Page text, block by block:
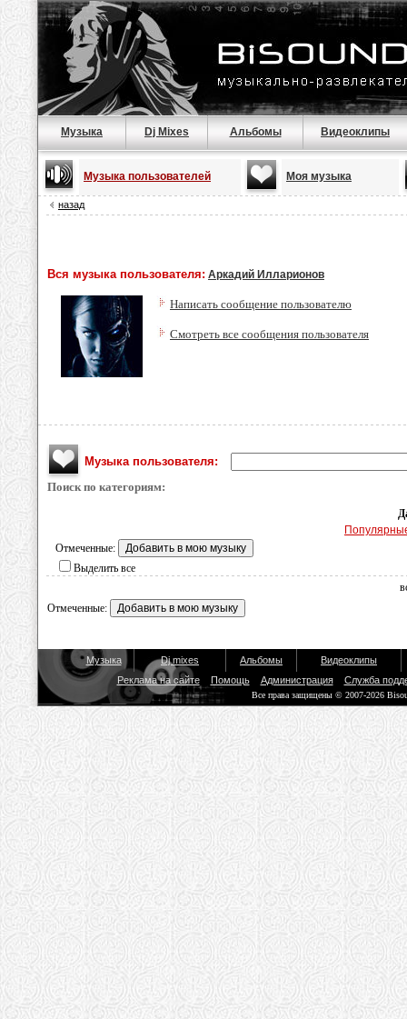
Музыка Dj Mixes Альбомы Видеоклипы
Музыка пользователей Моя музыка
назад
Вся музыка пользователя: Аркадий Илларионов
Написать сообщение пользователю
Смотреть все сообщения пользователя
Музыка пользователя:
Поиск по категориям:
Отмеченные:
Выделить все
Отмеченные:
Музыка Dj mixes Альбомы
Видеоклипы
Реклама на сайте
Помощь Администрация Служба
Все права защищены © 2007-2026